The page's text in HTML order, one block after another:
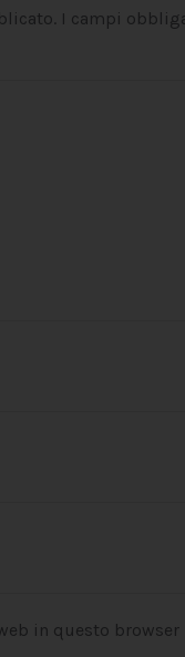
I campi
in questo